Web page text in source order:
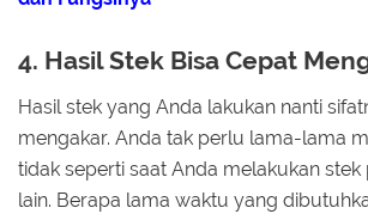
4. Hasil Stek Bisa Cepat
Hasil stek yang Anda lakukan nanti
mengakar. Anda tak perlu lama-lama
tidak seperti saat Anda melakukan
lain. Berapa lama waktu yang